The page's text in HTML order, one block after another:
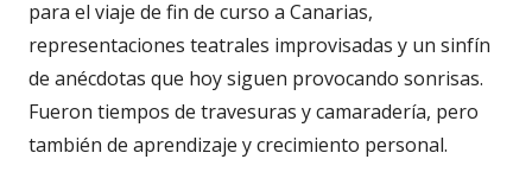
para el viaje de fin de curso a Canarias,
representaciones teatrales improvisadas y un sinfín
de anécdotas que hoy siguen provocando sonrisas.
Fueron tiempos de travesuras y camaradería, pero
también de aprendizaje y crecimiento personal.